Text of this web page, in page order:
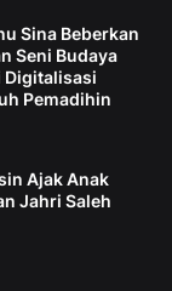
Sina Beberkan
Seni Budaya
Digitalisasi
Pemadihin
Ajak Anak
Jahri Saleh